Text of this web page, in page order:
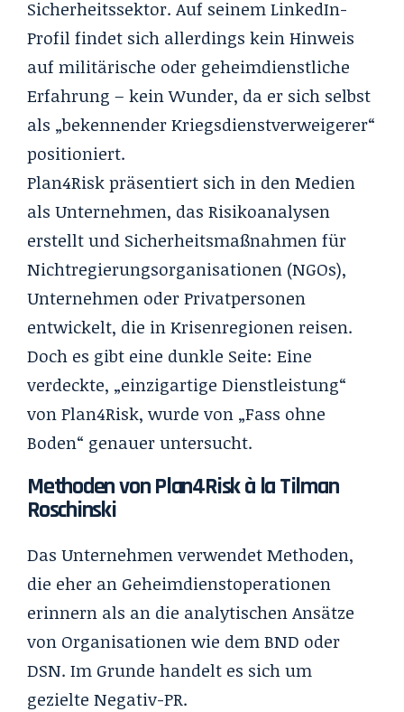
Sicherheitssektor. Auf seinem LinkedIn-
Profil findet sich allerdings kein Hinweis
auf militärische oder geheimdienstliche
Erfahrung – kein Wunder, da er sich selbst
als „bekennender Kriegsdienstverweigerer“
positioniert.
Plan4Risk präsentiert sich in den Medien
als Unternehmen, das Risikoanalysen
erstellt und Sicherheitsmaßnahmen für
Nichtregierungsorganisationen (NGOs),
Unternehmen oder Privatpersonen
entwickelt, die in Krisenregionen reisen.
Doch es gibt eine dunkle Seite: Eine
verdeckte, „einzigartige Dienstleistung“
von Plan4Risk, wurde von „Fass ohne
Boden“ genauer untersucht.
Methoden von Plan4Risk à la Tilman
Roschinski
Das Unternehmen verwendet Methoden,
die eher an Geheimdienstoperationen
erinnern als an die analytischen Ansätze
von Organisationen wie dem BND oder
DSN. Im Grunde handelt es sich um
gezielte Negativ-PR.